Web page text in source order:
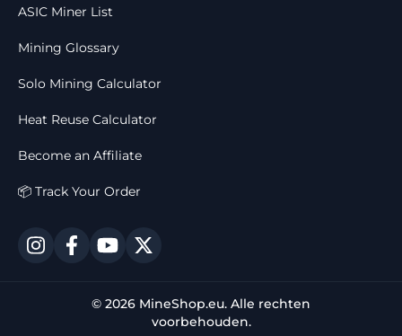
ASIC Miner List
Mining Glossary
Solo Mining Calculator
Heat Reuse Calculator
Become an Affiliate
📦 Track Your Order
© 2026 MineShop.eu. Alle rechten
voorbehouden.